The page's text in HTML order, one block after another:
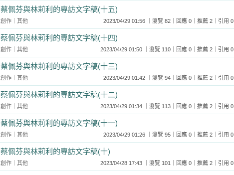
蔡佩芬與林莉利的專訪文字稿(十五)
創作 其他 2023/04/29 01:56 ｜瀏覽 82｜回應 0｜推薦 2｜引用 0
蔡佩芬與林莉利的專訪文字稿(十四)
創作 其他 2023/04/29 01:50 ｜瀏覽 110｜回應 0｜推薦 2｜引用 0
蔡佩芬與林莉利的專訪文字稿(十三)
創作 其他 2023/04/29 01:42 ｜瀏覽 94｜回應 0｜推薦 2｜引用 0
蔡佩芬與林莉利的專訪文字稿(十二)
創作 其他 2023/04/29 01:34 ｜瀏覽 113｜回應 0｜推薦 2｜引用 0
蔡佩芬與林莉利的專訪文字稿(十一)
創作 其他 2023/04/29 01:26 ｜瀏覽 95｜回應 0｜推薦 2｜引用 0
蔡佩芬與林莉利的專訪文字稿(十)
創作 其他 2023/04/28 17:43 ｜瀏覽 101｜回應 0｜推薦 2｜引用 0